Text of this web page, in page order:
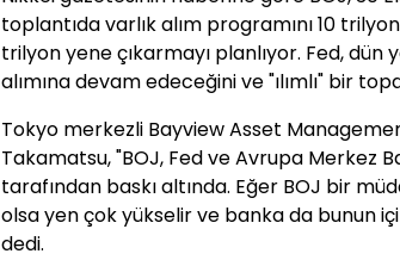
toplantıda varlık alım programını 10
trilyon yene çıkarmayı planlıyor. Fed, dün
alımına devam edeceğini ve "ılımlı" bir
Tokyo merkezli Bayview Asset
Takamatsu, "BOJ, Fed ve Avrupa Merkez
tarafından baskı altında. Eğer BOJ bir
olsa yen çok yükselir ve banka da bunun
dedi.